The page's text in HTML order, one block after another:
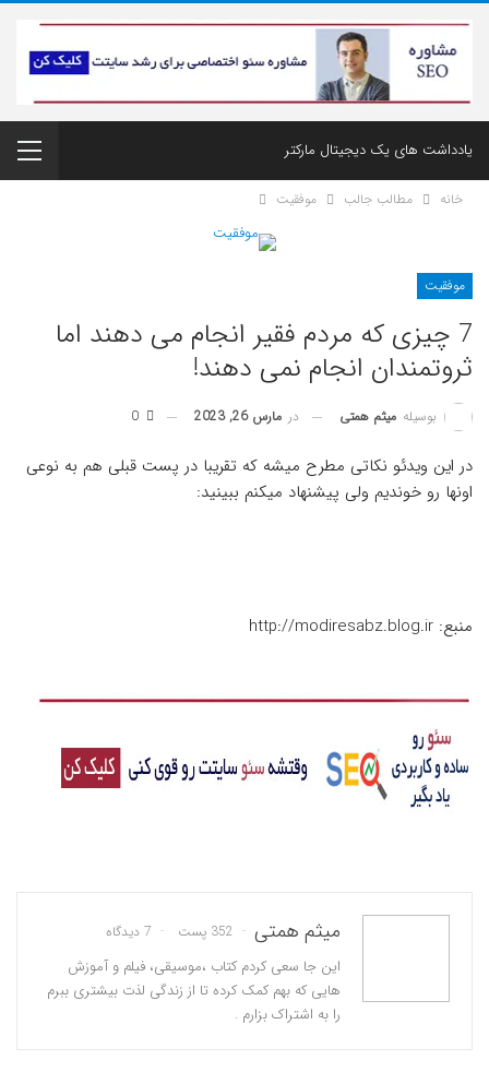
یادداشت های یک دیجیتال مارکتر
خانه مطالب جالب موفقیت
موفقیت
7 چیزی که مردم فقیر انجام می دهند اما
ثروتمندان انجام نمی دهند!
بوسیله میثم همتی در مارس 26, 2023
در این ویدئو نکاتی مطرح میشه که تقریبا در پست قبلی هم به نوعی
اونها رو خوندیم ولی پیشنهاد میکنم ببینید:
منبع: http://modiresabz.blog.ir
میثم همتی 352 پست 7 دیدگاه
این جا سعی کردم کتاب ،موسیقی، فیلم و آموزش
هایی که بهم کمک کرده تا از زندگی لذت بیشتری ببرم
را به اشتراک بزارم .